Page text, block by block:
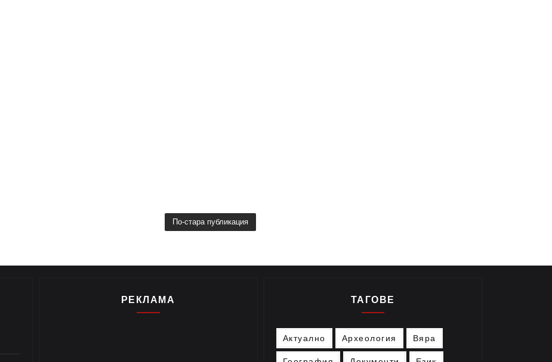
По-стара публикация
РЕКЛАМА ТАГОВЕ
Актуално Археология Вяра